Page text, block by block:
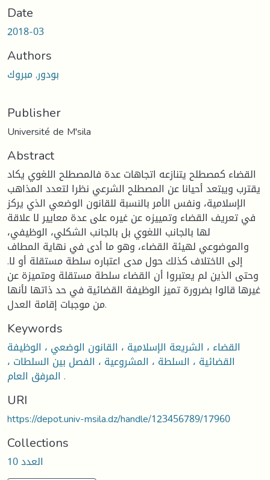
Date
2018-03
Authors
بودور, مبروك
Publisher
Université de M'sila
Abstract
القضاء كمصطلح يتنازعه اتجاهات عدة فالمصطلح اللغوي يكاد
يقترب ويبتعد أحيانا عن المصطلح الشرعي نظرا لتعدد المذاهب
الإسلامية، ونفس الأمر بالنسبة للقانون الوضعي الذي يركز
في تعريف القضاء وتمييزه عن غيره على عدة معايير لا علاقة
لها بالجانب اللغوي بل بالجانب الشكلي، الوظيفي،
والموضوعي لهيئة القضاء، وهو ما أدى في نهاية المطاف
إلى الاختلاف كذلك حول مدى اعتباره سلطة مستقلة أو لا.
وحتى الذين لم يعتبروا أن القضاء سلطة مستقلة ومتميزة عن
غيرها قالوا بضرورة تميز الوظيفة القضائية في حد ذاتها لأنها
من موجبات إقامة العدل.
Keywords
القضاء ، الشريعة الإسلامية ، القانون الوضعي ، الوظيفة
القضائية ، السلطة ، المشروعية ، الفصل بين السلطات ،
المرفق العام .
URI
https://depot.univ-msila.dz/handle/123456789/17960
Collections
العدد 10